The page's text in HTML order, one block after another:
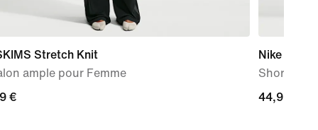
Stretch Knit
ample pour Femme
€
€
Nike One
Short 2-
44,99 €
44,99 €